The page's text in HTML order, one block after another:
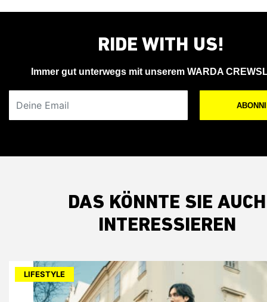
RIDE WITH US!
Immer gut unterwegs mit unserem WARDA
DAS KÖNNTE SIE AUCH
INTERESSIEREN
LIFESTYLE